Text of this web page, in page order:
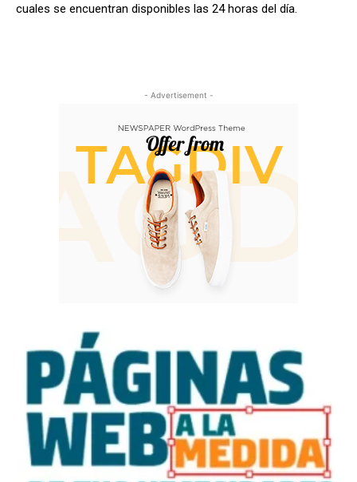
cuales se encuentran disponibles las 24 horas del día.
- Advertisement -